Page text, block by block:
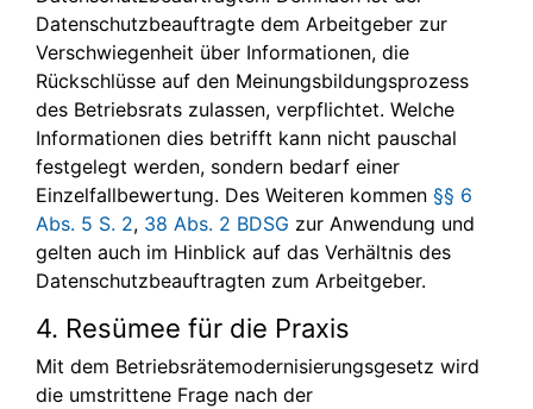
Datenschutzbeauftragte dem Arbeitgeber zur
Verschwiegenheit über Informationen, die
Rückschlüsse auf den Meinungsbildungsprozess
des Betriebsrats zulassen, verpflichtet. Welche
Informationen dies betrifft kann nicht pauschal
festgelegt werden, sondern bedarf einer
Einzelfallbewertung. Des Weiteren kommen §§ 6
Abs. 5 S. 2, 38 Abs. 2 BDSG zur Anwendung und
gelten auch im Hinblick auf das Verhältnis des
Datenschutzbeauftragten zum Arbeitgeber.
4. Resümee für die Praxis
Mit dem Betriebsrätemodernisierungsgesetz wird
die umstrittene Frage nach der